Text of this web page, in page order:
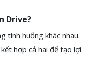
Drive?
tình huống khác nhau.
hợp cả hai để tạo lợi